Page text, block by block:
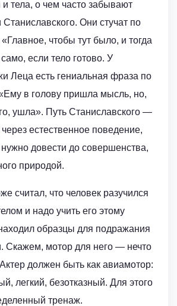
тела, о чем часто забывают
Станиславского. Они стучат по
«Главное, чтобы тут было, и тогда
если тело готово. У
Леца есть гениальная фраза по
в голову пришла мысль, но,
ушла». Путь Станиславского —
естественное поведение,
нужно довести до совершенства,
природой.
считал, что человек разучился
и надо учить его этому
образцы для подражания
Скажем, мотор для него — нечто
должен быть как авиамотор:
легкий, безотказный. Для этого
тренаж.